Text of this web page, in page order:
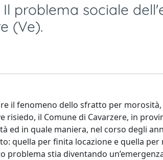
problema sociale
(Ve).
il fenomeno dello sfratto per
risiedo, il Comune di Cavarzere, in
ed in quale maniera, nel corso degli
quella per finita locazione e quella
problema stia diventando